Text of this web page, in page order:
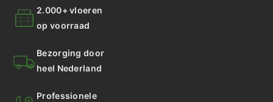
2.000+ vloeren
op voorraad
Bezorging door
heel Nederland
Professionele